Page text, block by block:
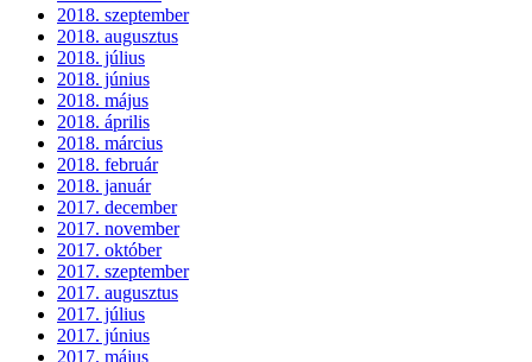
2018. szeptember
2018. augusztus
2018. július
2018. június
2018. május
2018. április
2018. március
2018. február
2018. január
2017. december
2017. november
2017. október
2017. szeptember
2017. augusztus
2017. július
2017. június
2017. május